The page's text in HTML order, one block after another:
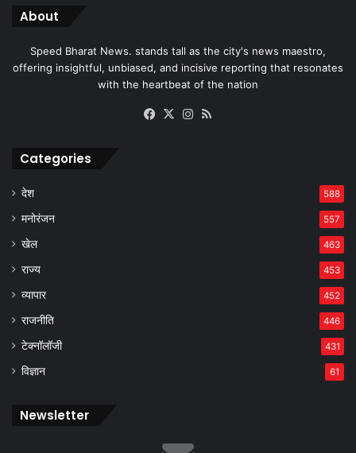
About
Speed Bharat News. stands tall as the city's news maestro,
offering insightful, unbiased, and incisive reporting that resonates
with the heartbeat of the nation
Facebook
X Instagram
Categories
देश 588
मनोरंजन 557
खेल 463
राज्य 453
व्यापार 452
राजनीति 446
टेक्नॉलॉजी 431
विज्ञान 61
Newsletter